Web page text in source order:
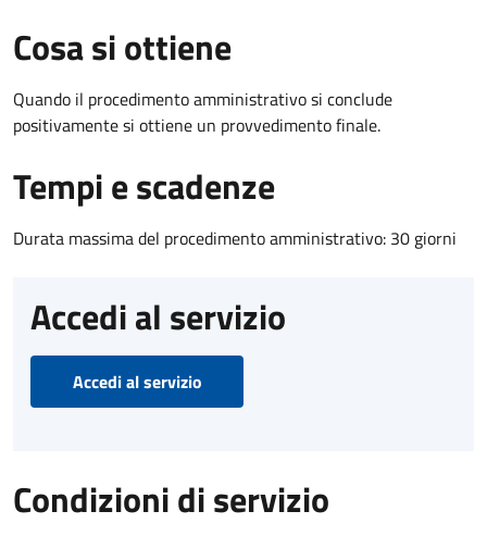
Cosa si ottiene
Quando il procedimento amministrativo si conclude
positivamente si ottiene un provvedimento finale.
Tempi e scadenze
Durata massima del procedimento amministrativo: 30 giorni
Accedi al servizio
Accedi al servizio
Condizioni di servizio